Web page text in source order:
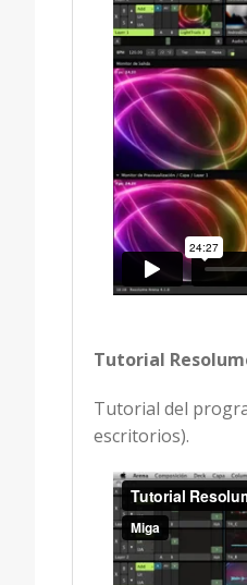
Tutorial
Tutorial del
escritorios).